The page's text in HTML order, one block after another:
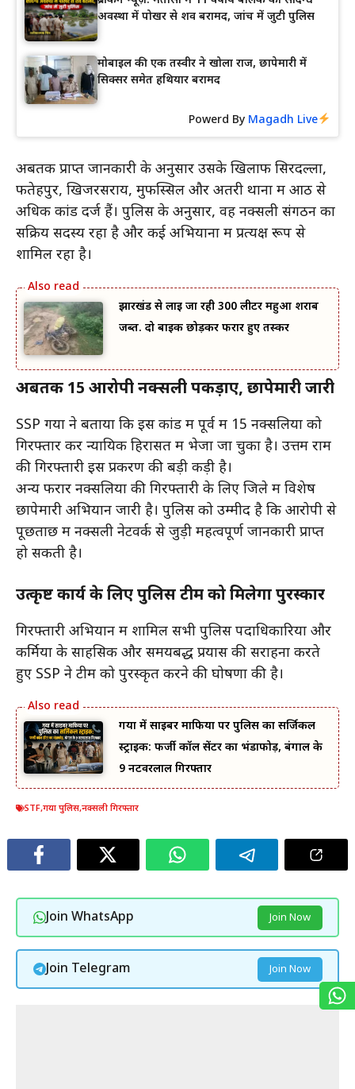
अवस्था में पोखर से शव बरामद, जांच में जुटी पुलिस
मोबाइल की एक तस्वीर ने खोला राज, छापेमारी में
सिक्सर समेत हथियार बरामद
Powerd By Magadh Live
अबतक प्राप्त जानकारी के अनुसार उसके खिलाफ सिरदल्ला,
फतेहपुर, खिजरसराय, मुफस्सिल और अतरी थानों में आठ से
अधिक कांड दर्ज हैं। पुलिस के अनुसार, वह नक्सली संगठन का
सक्रिय सदस्य रहा है और कई अभियानों में प्रत्यक्ष रूप से
शामिल रहा है।
झारखंड से लाई जा रही 300 लीटर महुआ शराब
जब्त. दो बाइक छोड़कर फरार हुए तस्कर
अबतक 15 आरोपी नक्सली पकड़ाए, छापेमारी जारी
SSP गया ने बताया कि इस कांड में पूर्व में 15 नक्सलियों को
गिरफ्तार कर न्यायिक हिरासत में भेजा जा चुका है। उत्तम राम
की गिरफ्तारी इस प्रकरण की बड़ी कड़ी है।
अन्य फरार नक्सलियों की गिरफ्तारी के लिए जिले में विशेष
छापेमारी अभियान जारी है। पुलिस को उम्मीद है कि आरोपी से
पूछताछ में नक्सली नेटवर्क से जुड़ी महत्वपूर्ण जानकारी प्राप्त
हो सकती है।
उत्कृष्ट कार्य के लिए पुलिस टीम को मिलेगा पुरस्कार
गिरफ्तारी अभियान में शामिल सभी पुलिस पदाधिकारियों और
कर्मियों के साहसिक और समयबद्ध प्रयास की सराहना करते
हुए SSP ने टीम को पुरस्कृत करने की घोषणा की है।
गया में साइबर माफिया पर पुलिस का सर्जिकल
स्ट्राइक: फर्जी कॉल सेंटर का भंडाफोड़, बंगाल के
9 नटवरलाल गिरफ्तार
STF,गया पुलिस,नक्सली गिरफ्तार
Join WhatsApp Join Now
Join Telegram Join Now